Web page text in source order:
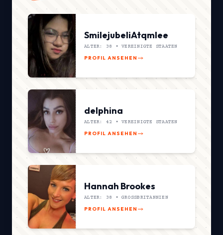
SmilejubeliAtqmlee
ALTER: 38 • VEREINIGTE STAATEN
PROFIL ANSEHEN
delphina
ALTER: 42 • VEREINIGTE STAATEN
PROFIL ANSEHEN
Hannah Brookes
ALTER: 38 • GROSSBRITANNIEN
PROFIL ANSEHEN